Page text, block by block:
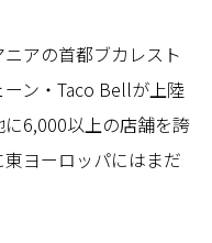
アの首都ブカレスト
ン・Taco Bellが上陸
6,000以上の店舗を誇
ヨーロッパにはまだ